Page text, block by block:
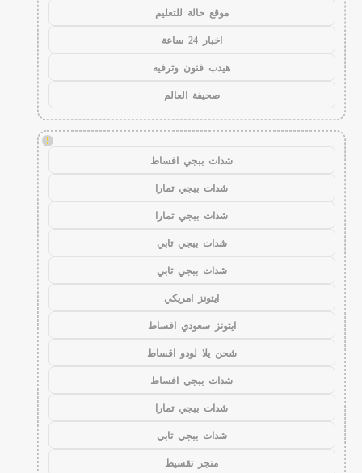
موقع حالة للتعليم
اخبار 24 ساعة
هيدب فنون وترفيه
صحيفة العالم
!
شدات ببجي اقساط
شدات ببجي تمارا
شدات ببجي تمارا
شدات ببجي تابي
شدات ببجي تابي
ايتونز امريكي
ايتونز سعودي اقساط
شحن يلا لودو اقساط
شدات ببجي اقساط
شدات ببجي تمارا
شدات ببجي تابي
متجر تقسيط